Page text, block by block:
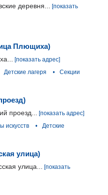
деревня...
[показать
Плющиха)
[показать адрес]
Детские лагеря •
Секции
проезд... [показать адрес]
искусств •
Детские
улица)
улица...
[показать